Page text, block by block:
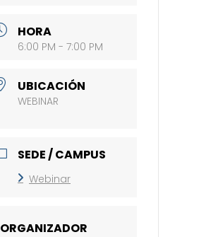
HORA
6:00 PM - 7:00 PM
UBICACIÓN
WEBINAR
SEDE / CAMPUS
Webinar
ORGANIZADOR